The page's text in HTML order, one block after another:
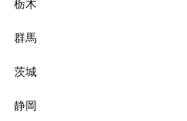
栃木
群馬
茨城
静岡